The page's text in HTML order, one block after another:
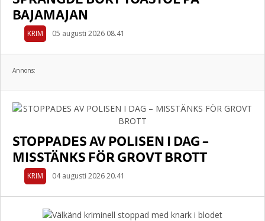
BAJAMAJAN
KRIM 05 augusti 2026 08.41
Annons:
STOPPADES AV POLISEN I DAG –
MISSTÄNKS FÖR GROVT BROTT
KRIM 04 augusti 2026 20.41